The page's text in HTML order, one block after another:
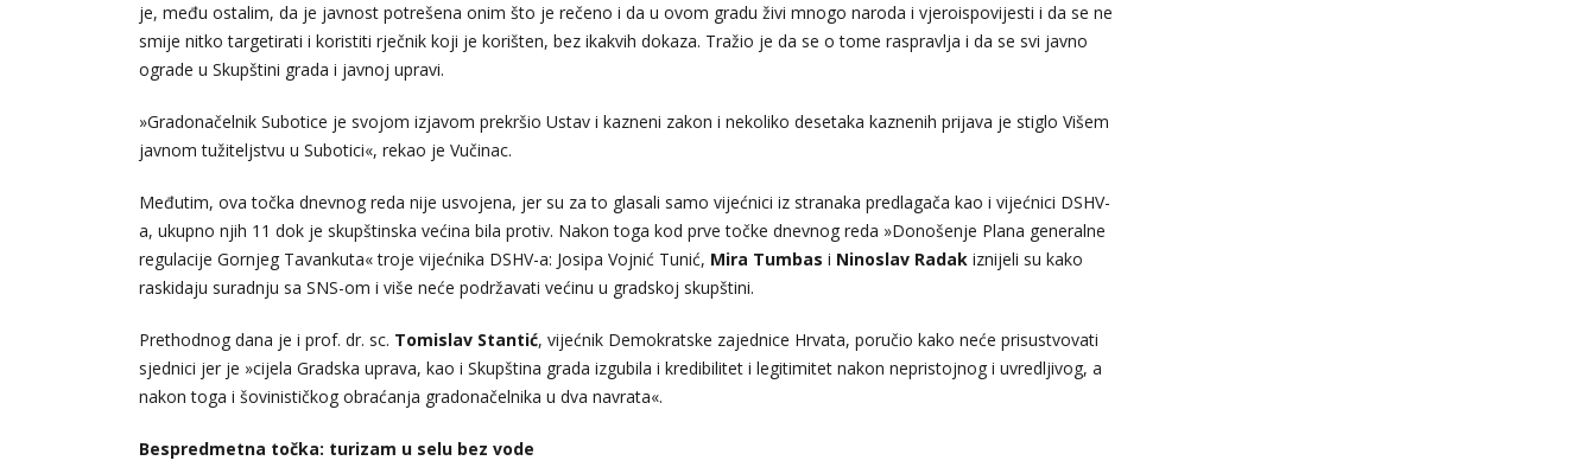
je, među ostalim, da je javnost potrešena onim što je rečeno i da u ovom gradu živi mnogo naroda i vjeroispovijesti i da se ne
smije nitko targetirati i koristiti rječnik koji je korišten, bez ikakvih dokaza. Tražio je da se o tome raspravlja i da se svi javno
ograde u Skupštini grada i javnoj upravi.
»Gradonačelnik Subotice je svojom izjavom prekršio Ustav i kazneni zakon i nekoliko desetaka kaznenih prijava je stiglo Višem
javnom tužiteljstvu u Subotici«, rekao je Vučinac.
Međutim, ova točka dnevnog reda nije usvojena, jer su za to glasali samo vijećnici iz stranaka predlagača kao i vijećnici DSHV-
a, ukupno njih 11 dok je skupštinska većina bila protiv. Nakon toga kod prve točke dnevnog reda »Donošenje Plana generalne
regulacije Gornjeg Tavankuta« troje vijećnika DSHV-a: Josipa Vojnić Tunić, Mira Tumbas i Ninoslav Radak iznijeli su kako
raskidaju suradnju sa SNS-om i više neće podržavati većinu u gradskoj skupštini.
Prethodnog dana je i prof. dr. sc. Tomislav Stantić, vijećnik Demokratske zajednice Hrvata, poručio kako neće prisustvovati
sjednici jer je »cijela Gradska uprava, kao i Skupština grada izgubila i kredibilitet i legitimitet nakon nepristojnog i uvredljivog, a
nakon toga i šovinističkog obraćanja gradonačelnika u dva navrata«.
Bespredmetna točka: turizam u selu bez vode